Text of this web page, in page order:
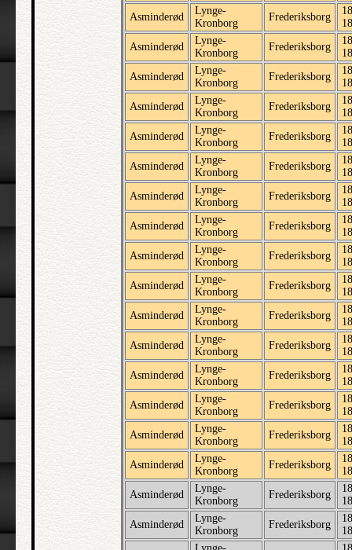
Asminderød
Lynge-
Kronborg
Frederiksborg
Asminderød
Lynge-
Kronborg
Frederiksborg
Asminderød
Lynge-
Kronborg
Frederiksborg
Asminderød
Lynge-
Kronborg
Frederiksborg
Asminderød
Lynge-
Kronborg
Frederiksborg
Asminderød
Lynge-
Kronborg
Frederiksborg
Asminderød
Lynge-
Kronborg
Frederiksborg
Asminderød
Lynge-
Kronborg
Frederiksborg
Asminderød
Lynge-
Kronborg
Frederiksborg
Asminderød
Lynge-
Kronborg
Frederiksborg
Asminderød
Lynge-
Kronborg
Frederiksborg
Asminderød
Lynge-
Kronborg
Frederiksborg
Asminderød
Lynge-
Kronborg
Frederiksborg
Asminderød
Lynge-
Kronborg
Frederiksborg
Asminderød
Lynge-
Kronborg
Frederiksborg
Asminderød
Lynge-
Kronborg
Frederiksborg
Asminderød
Lynge-
Kronborg
Frederiksborg
Asminderød
Lynge-
Kronborg
Frederiksborg